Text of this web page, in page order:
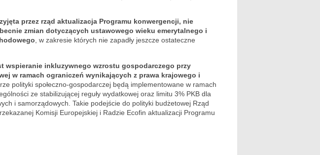
przez rząd aktualizacja Programu konwergencji, nie
zmian dotyczących ustawowego wieku emerytalnego i
, w zakresie których nie zapadły jeszcze ostateczne
wspieranie inkluzywnego wzrostu gospodarczego przy
w ramach ograniczeń wynikających z prawa krajowego i
polityki społeczno-gospodarczej będą implementowane w ramach
ze stabilizującej reguły wydatkowej oraz limitu 3% PKB dla
i samorządowych. Takie podejście do polityki budżetowej Rząd
Komisji Europejskiej i Radzie Ecofin aktualizacji Programu